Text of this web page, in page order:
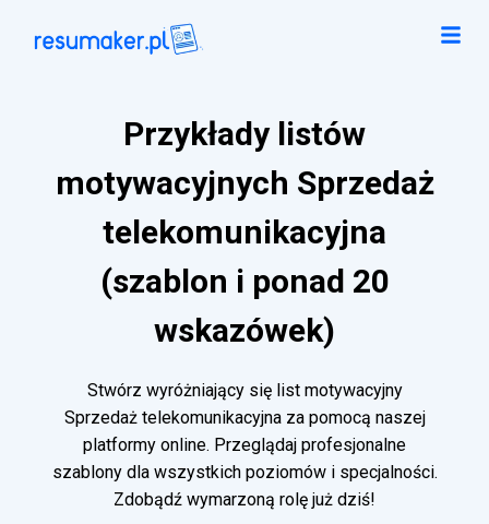
Przykłady listów
motywacyjnych Sprzedaż
telekomunikacyjna
(szablon i ponad 20
wskazówek)
Stwórz wyróżniający się list motywacyjny
Sprzedaż telekomunikacyjna za pomocą naszej
platformy online. Przeglądaj profesjonalne
szablony dla wszystkich poziomów i specjalności.
Zdobądź wymarzoną rolę już dziś!